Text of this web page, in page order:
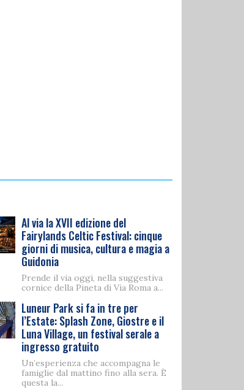
Al via la XVII edizione del
Fairylands Celtic Festival: cinque
giorni di musica, cultura e magia a
Guidonia
Prende il via oggi, nella suggestiva
cornice della Pineta di Via Roma a...
Luneur Park si fa in tre per
l’Estate: Splash Zone, Giostre e il
Luna Village, un festival serale a
ingresso gratuito
Un’esperienza che accompagna le
famiglie dal mattino fino alla sera. È
questa la...